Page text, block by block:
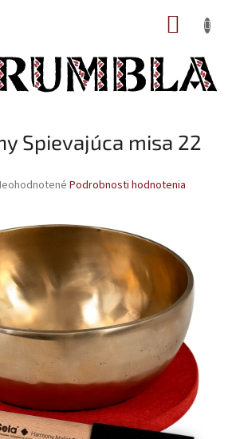
Spievajúca misa 22
0,0
Podrobnosti hodnotenia